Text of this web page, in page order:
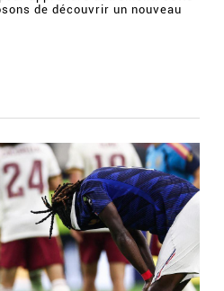
de découvrir un nouveau